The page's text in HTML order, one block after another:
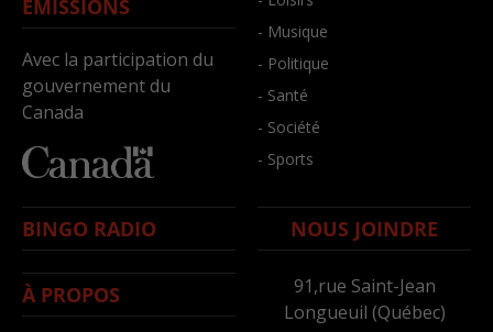
ÉMISSIONS
Avec la participation du
gouvernement du
Canada
- Musique
- Politique
- Santé
- Société
- Sports
BINGO RADIO
À PROPOS
NOUS JOINDRE
91,rue Saint-Jean
Longueuil (Québec)